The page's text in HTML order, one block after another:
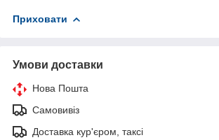
Приховати
Умови доставки
Нова Пошта
Самовивіз
Доставка кур'єром, таксі